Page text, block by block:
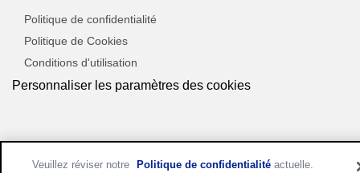
Politique de confidentialité
Politique de Cookies
Conditions d'utilisation
Personnaliser les paramètres des cookies
Veuillez réviser notre Politique de confidentialité actuelle.